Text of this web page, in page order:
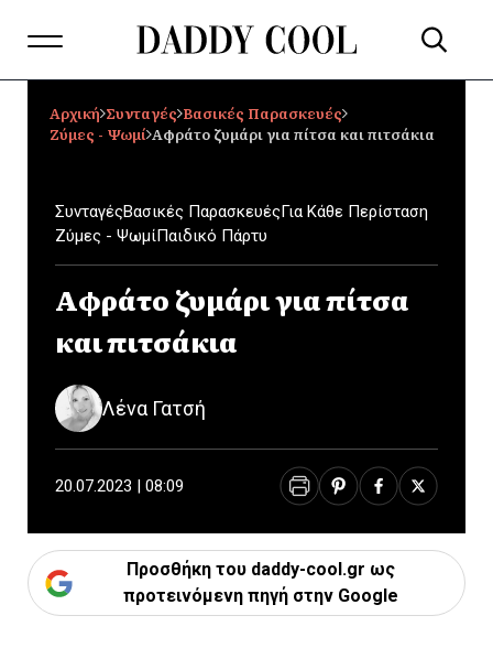
Αρχική Συνταγές Βασικές Παρασκευές
Ζύμες - Ψωμί Αφράτο ζυμάρι για πίτσα και πιτσάκια
ΣυνταγέςΒασικές ΠαρασκευέςΓια Κάθε Περίσταση
Ζύμες - ΨωμίΠαιδικό Πάρτυ
Αφράτο ζυμάρι για πίτσα
και πιτσάκια
Λένα Γατσή
20.07.2023 | 08:09
Προσθήκη του daddy-cool.gr ως
προτεινόμενη πηγή στην Google